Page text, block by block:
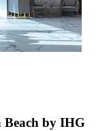
Beach by IHG